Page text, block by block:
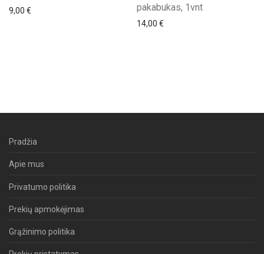
9,00 €
pakabukas, 1vnt
14,00 €
Pradžia
Apie mus
Privatumo politika
Prekių apmokėjimas
Grąžinimo politika